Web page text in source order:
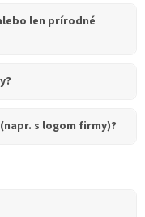
len prírodné
s logom firmy)?